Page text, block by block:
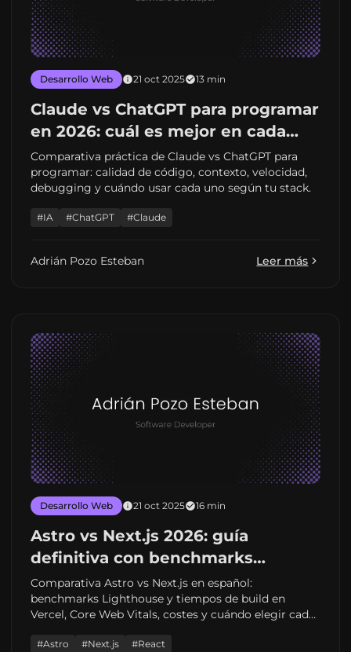
Desarrollo Web 21 oct 2025 13 min
Claude vs ChatGPT para programar
en 2026: cuál es mejor en cada
caso
Comparativa práctica de Claude vs ChatGPT para
programar: calidad de código, contexto, velocidad,
debugging y cuándo usar cada uno según tu stack.
#IA #ChatGPT #Claude
Adrián Pozo Esteban Leer más
Desarrollo Web 21 oct 2025 16 min
Astro vs Next.js 2026: guía
definitiva con benchmarks
Lighthouse reales
Comparativa Astro vs Next.js en español:
benchmarks Lighthouse y tiempos de build en
Vercel, Core Web Vitals, costes y cuándo elegir cada
#Astro #Next.js #React